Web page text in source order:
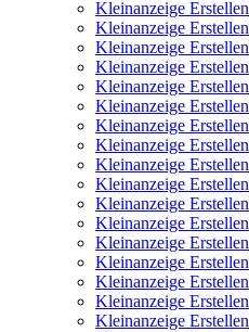
Kleinanzeige Erstellen
Kleinanzeige Erstellen
Kleinanzeige Erstellen
Kleinanzeige Erstellen
Kleinanzeige Erstellen
Kleinanzeige Erstellen
Kleinanzeige Erstellen
Kleinanzeige Erstellen
Kleinanzeige Erstellen
Kleinanzeige Erstellen
Kleinanzeige Erstellen
Kleinanzeige Erstellen
Kleinanzeige Erstellen
Kleinanzeige Erstellen
Kleinanzeige Erstellen
Kleinanzeige Erstellen
Kleinanzeige Erstellen